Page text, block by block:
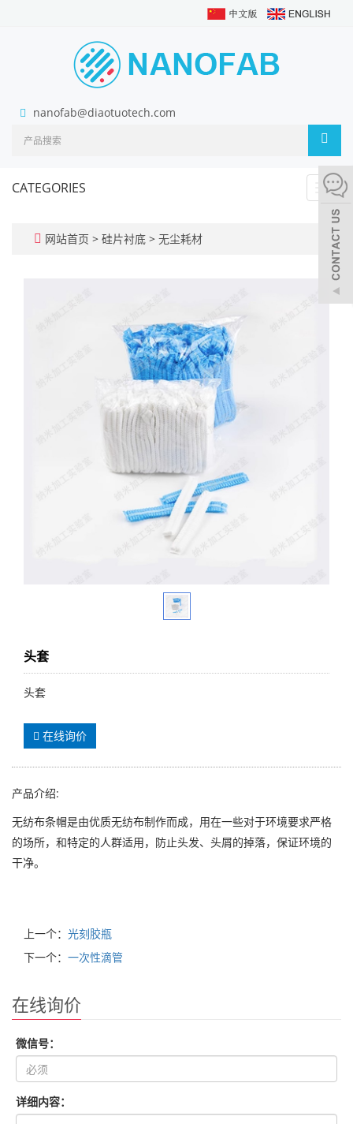
nanofab@diaotuotech.com
CATEGORIES
网站首页 > 硅片衬底 > 无尘耗材
头套
头套
在线询价
产品介绍:
无纺布条帽是由优质无纺布制作而成，用在一些对于环境要求严格
的场所，和特定的人群适用，防止头发、头屑的掉落，保证环境的
干净。
上一个： 光刻胶瓶
下一个： 一次性滴管
在线询价
微信号：
详细内容：